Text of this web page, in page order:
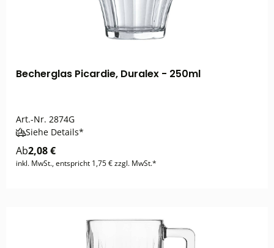
Becherglas Picardie, Duralex - 250ml
Art.-Nr. 2874G
Siehe Details*
Ab2,08 €
inkl. MwSt., entspricht 1,75 € zzgl. MwSt.*